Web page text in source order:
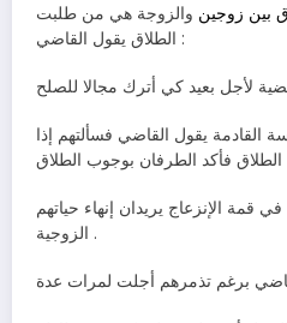
بين زوجين والزوجة هي من طلبت
الطلاق يقول القاضي :
يقول القاضي فسألتهم إذا
قمة الإنزعاج يريدان إنهاء حياتهم
الزوجية .
برغم تذمرهم أجلت لمرات عدة